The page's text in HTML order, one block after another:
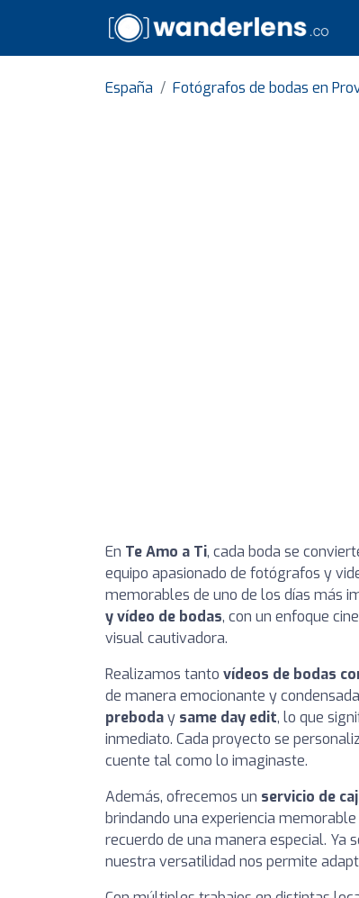
España Fotógrafos de bodas en
En Te Amo a Ti, cada boda se
equipo apasionado de fotógrafos y
memorables de uno de los días más
y vídeo de bodas, con un enfoque
visual cautivadora.
Realizamos tanto vídeos de bodas
de manera emocionante y
preboday same day edit, lo que
inmediato. Cada proyecto se
cuente tal como lo imaginaste.
Además, ofrecemos un servicio de
brindando una experiencia
recuerdo de una manera especial. Ya
nuestra versatilidad nos permite